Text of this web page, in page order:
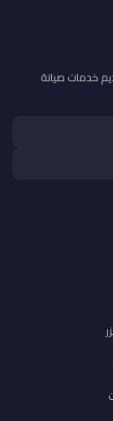
خدمات صيانة